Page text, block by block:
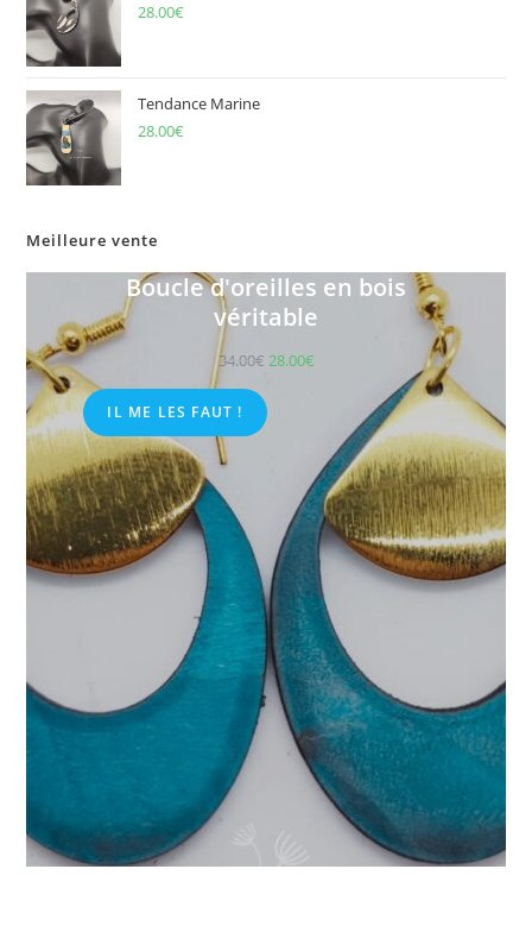
28.00€
Tendance Marine
28.00€
Meilleure vente
Boucle d'oreilles en bois
véritable
34.00€ 28.00€
IL ME LES FAUT !